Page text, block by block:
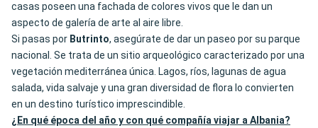
casas poseen una fachada de colores vivos que le dan un
aspecto de galería de arte al aire libre.
Si pasas por Butrinto, asegúrate de dar un paseo por su parque
nacional. Se trata de un sitio arqueológico caracterizado por una
vegetación mediterránea única. Lagos, ríos, lagunas de agua
salada, vida salvaje y una gran diversidad de flora lo convierten
en un destino turístico imprescindible.
¿En qué época del año y con qué compañía viajar a Albania?